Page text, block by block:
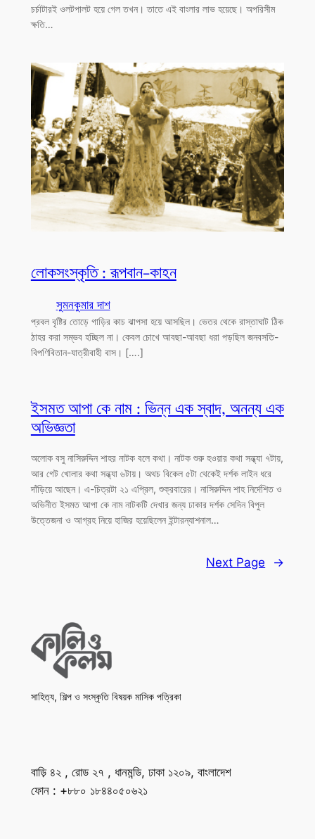
চর্চাটারই ওলটপালট হয়ে গেল তখন। তাতে এই বাংলার লাভ হয়েছে। অপরিসীম
ক্ষতি…
লোকসংস্কৃতি : রূপবান-কাহন
সুমনকুমার দাশ
প্রবল বৃষ্টির তোড়ে গাড়ির কাচ ঝাপসা হয়ে আসছিল। ভেতর থেকে রাস্তাঘাট ঠিক
ঠাহর করা সম্ভব হচ্ছিল না। কেবল চোখে আবছা-আবছা ধরা পড়ছিল জনবসতি-
বিপণিবিতান-যাত্রীবাহী বাস। [….]
ইসমত আপা কে নাম : ভিন্ন এক স্বাদ, অনন্য এক
অভিজ্ঞতা
অলোক বসু নাসিরুদ্দিন শাহর নাটক বলে কথা। নাটক শুরু হওয়ার কথা সন্ধ্যা ৭টায়,
আর গেট খোলার কথা সন্ধ্যা ৬টায়। অথচ বিকেল ৫টা থেকেই দর্শক লাইন ধরে
দাঁড়িয়ে আছেন। এ-চিত্রটা ২১ এপ্রিল, শুক্রবারের। নাসিরুদ্দিন শাহ নির্দেশিত ও
অভিনীত ইসমত আপা কে নাম নাটকটি দেখার জন্য ঢাকার দর্শক সেদিন বিপুল
উত্তেজনা ও আগ্রহ নিয়ে হাজির হয়েছিলেন ইন্টারন্যাশনাল…
Next Page →
সাহিত্য, শিল্প ও সংস্কৃতি বিষয়ক মাসিক পত্রিকা
বাড়ি ৪২ , রোড ২৭ , ধানমন্ডি, ঢাকা ১২০৯, বাংলাদেশ
ফোন : +৮৮০ ১৮৪৪০৫০৬২১